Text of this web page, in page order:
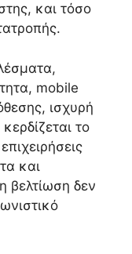
και τόσο
mobile
ισχυρή
το
και
βελτίωση δεν